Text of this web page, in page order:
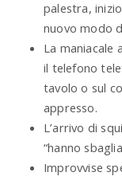
palestra,
nuovo modo
La maniacale
il telefono
tavolo o sul
appresso.
L’arrivo di
“hanno
Improvvise